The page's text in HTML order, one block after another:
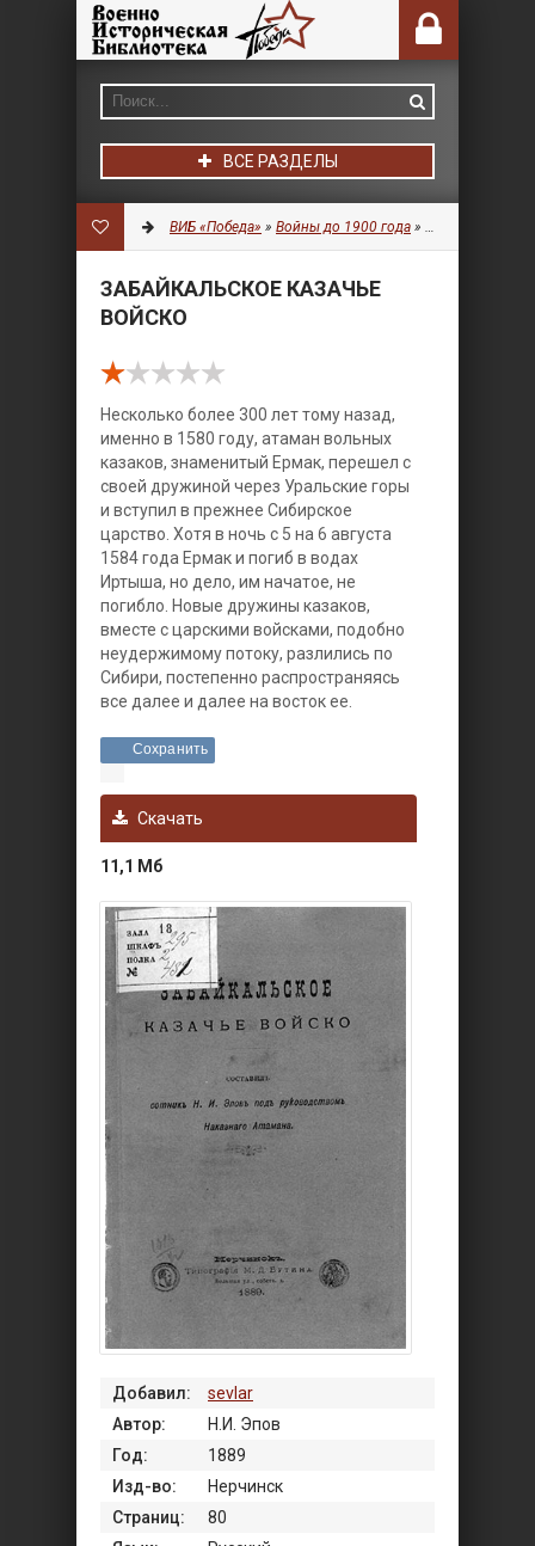
ВСЕ РАЗДЕЛЫ
ВИБ «Победа» » Войны до 1900 года » История
ЗАБАЙКАЛЬСКОЕ КАЗАЧЬЕ
ВОЙСКО
Несколько более 300 лет тому назад,
именно в 1580 году, атаман вольных
казаков, знаменитый Ермак, перешел с
своей дружиной через Уральские горы
и вступил в прежнее Сибирское
царство. Хотя в ночь с 5 на 6 августа
1584 года Ермак и погиб в водах
Иртыша, но дело, им начатое, не
погибло. Новые дружины казаков,
вместе с царскими войсками, подобно
неудержимому потоку, paзлились по
Сибири, постепенно распространяясь
все далее и далее на восток ее.
Сохранить
Скачать
11,1 Мб
Добавил:
sevlar
Автор:
Н.И. Эпов
Год:
1889
Изд-во:
Нерчинск
Страниц:
80